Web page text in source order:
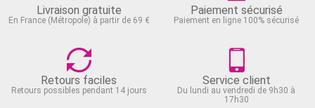
Livraison gratuite
En France (Métropole) à partir de 69 €
Paiement sécurisé
Paiement en ligne 100% sécurisé
Retours faciles
Retours possibles pendant 14 jours
Service client
Du lundi au vendredi de 9h30 à
17h30